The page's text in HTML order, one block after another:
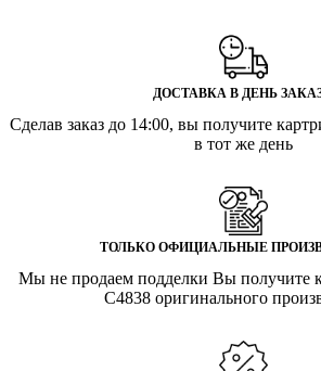
ДОСТАВКА В ДЕНЬ
Сделав заказ до 14:00, вы получите
в тот же день
ТОЛЬКО ОФИЦИАЛЬНЫЕ
Мы не продаем подделки Вы получите
C4838 оригинального